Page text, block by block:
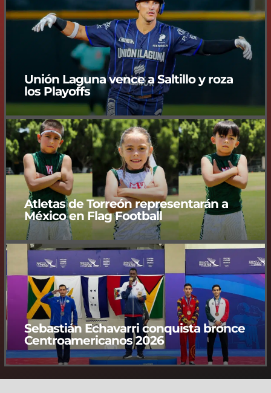
Unión Laguna vence a Saltillo y roza
los Playoffs
Atletas de Torreón representarán a
México en Flag Football
Sebastián Echavarri conquista bronce
Centroamericanos 2026